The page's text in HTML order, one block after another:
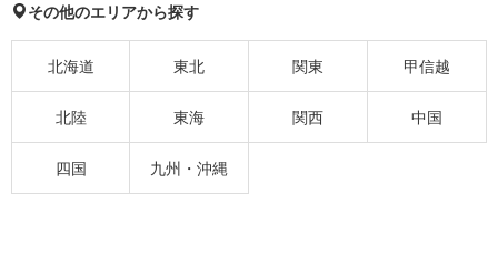
その他のエリアから探す
北海道 東北 関東 甲信越
北陸 東海 関西 中国
四国 九州・沖縄